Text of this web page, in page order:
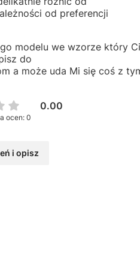
od preferencji
modelu we wzorze który Ci
do
a może uda Mi się coś z
0.00
ocen: 0
i opisz